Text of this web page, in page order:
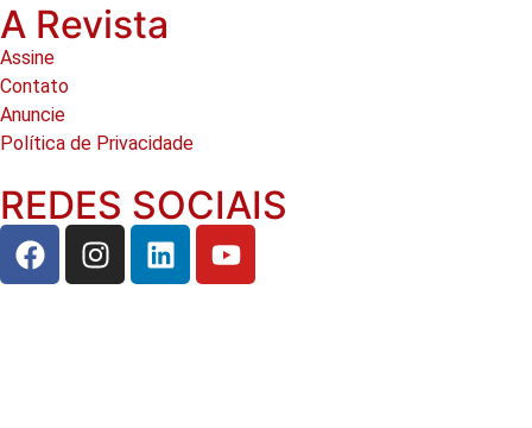
A Revista
Assine
Contato
Anuncie
Política de Privacidade
REDES SOCIAIS